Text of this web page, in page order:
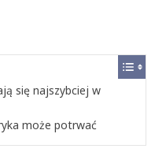
się najszybciej w
może potrwać